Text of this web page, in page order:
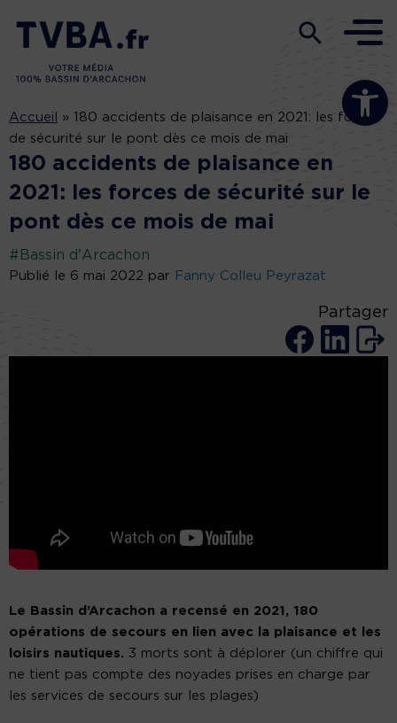
Ouvrir la
Accueil » 180 accidents de plaisance en 2021: les forces
de sécurité sur le pont dès ce mois de mai
180 accidents de plaisance en
2021: les forces de sécurité sur le
pont dès ce mois de mai
#Bassin d'Arcachon
Publié le 6 mai 2022 par Fanny Colleu Peyrazat
Partager
Le Bassin d’Arcachon a recensé en 2021, 180
opérations de secours en lien avec la plaisance et les
loisirs nautiques. 3 morts sont à déplorer (un chiffre qui
ne tient pas compte des noyades prises en charge par
les services de secours sur les plages)